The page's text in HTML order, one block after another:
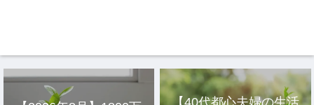
【40代都心夫婦の生活